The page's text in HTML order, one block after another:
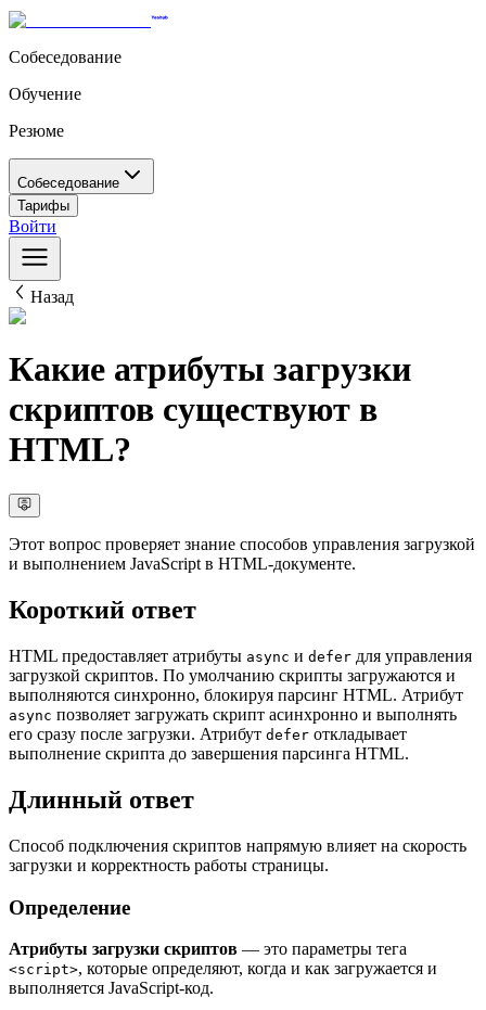
Собеседование
Обучение
Резюме
Собеседование
Тарифы
Войти
Назад
Какие атрибуты загрузки
скриптов существуют в
HTML?
Этот вопрос проверяет знание способов управления загрузкой
и выполнением JavaScript в HTML-документе.
Короткий ответ
HTML предоставляет атрибуты async и defer для управления
загрузкой скриптов. По умолчанию скрипты загружаются и
выполняются синхронно, блокируя парсинг HTML. Атрибут
async позволяет загружать скрипт асинхронно и выполнять
его сразу после загрузки. Атрибут defer откладывает
выполнение скрипта до завершения парсинга HTML.
Длинный ответ
Способ подключения скриптов напрямую влияет на скорость
загрузки и корректность работы страницы.
Определение
Атрибуты загрузки скриптов — это параметры тега
<script>, которые определяют, когда и как загружается и
выполняется JavaScript-код.